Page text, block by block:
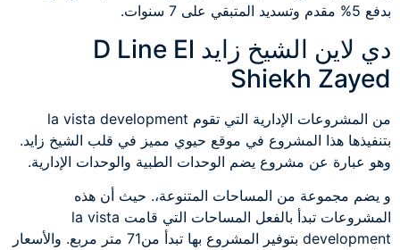
بدفع 5% مقدم وتسديد المتبقي على 7 سنوات.
دي لاين الشيخ زايد D Line El
Shiekh Zayed
من المشروعات الإدارية التي تقوم la vista development
بتنفيذها هذا المشروع في موقع حيوي مميز في قلب الشيخ زايد.
وهو عبارة عن مشروع يضم الوحدات الطبية والوحدات الإدارية.
و يضم مجموعة من المساحات المتنوعة،. حيث أن هذه
المشروعات تبدأ بالفعل المساحات التي قامت la vista
development بتوفير المشروع بها تبدأ من71 متر مربع. والأسعار